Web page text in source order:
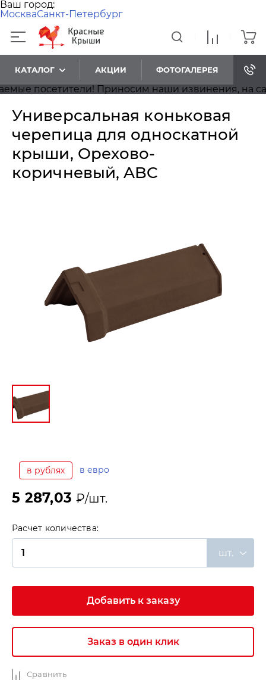
Ваш город:
МоскваСанкт-Петербург
КАТАЛОГ АКЦИИ ФОТОГАЛЕРЕЯ
посетители! Приносим наши извинения, на
Универсальная коньковая
черепица для односкатной
крыши, Орехово-
коричневый, ABC
в рублях в евро
5 287,03₽/шт.
Расчет количества:
шт.
Добавить к заказу
Заказ в один клик
Сравнить